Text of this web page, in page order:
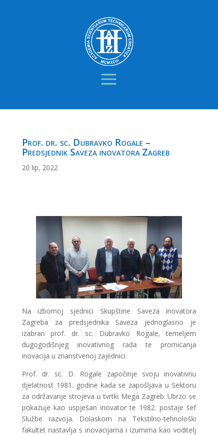
Prof. dr. sc. Dubravko Rogale –
Predsjednik Saveza inovatora Zagreb
20 lip, 2022
Na izbornoj sjednici Skupštine Saveza inovatora
Zagreba za predsjednika Saveza jednoglasno je
izabran prof. dr. sc. Dubravko Rogale, temeljem
dugogodišnjeg inovativnog rada te promicanja
inovacija u znanstvenoj zajednici.
Prof. dr. sc. D. Rogale započinje svoju inovativnu
djelatnost 1981. godine kada se zapošljava u Sektoru
za održavanje strojeva u tvrtki Mega Zagreb. Ubrzo se
pokazuje kao uspješan inovator te 1982. postaje šef
Službe razvoja. Dolaskom na Tekstilno-tehnološki
fakultet nastavlja s inovacijama i izumima kao voditelj